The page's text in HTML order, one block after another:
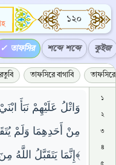
১২০
তাফসির শব্দে শব্দে কুইজ
তাফসিরে বাগাবি তাফসিরে
وَاتْلُ عَلَيْهِمْ نَبَأَ
مِنْ أَحَدِهِمَا وَلَمْ
إِنَّمَا يَتَقَبَّلُ اللَّهُ مِنَ الْمُتَّقِينَ ﴿٢٧﴾
১
২
৩
৪
৫